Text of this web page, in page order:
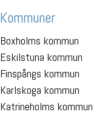
Kommuner
Boxholms kommun
Eskilstuna kommun
Finspångs kommun
Karlskoga kommun
Katrineholms kommun